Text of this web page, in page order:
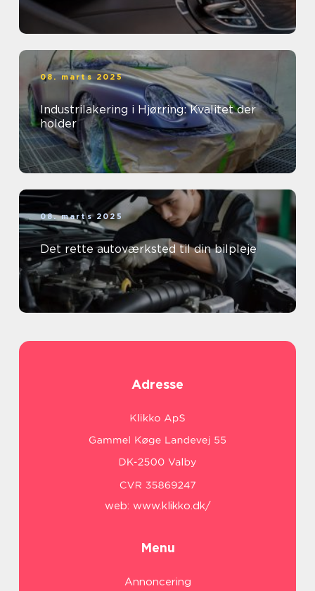
08. marts 2025
Industrilakering i Hjørring: Kvalitet der
holder
08. marts 2025
Det rette autoværksted til din bilpleje
Adresse
web: www.klikko.dk/
Menu
Annoncering